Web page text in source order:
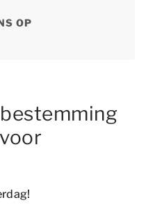
OP